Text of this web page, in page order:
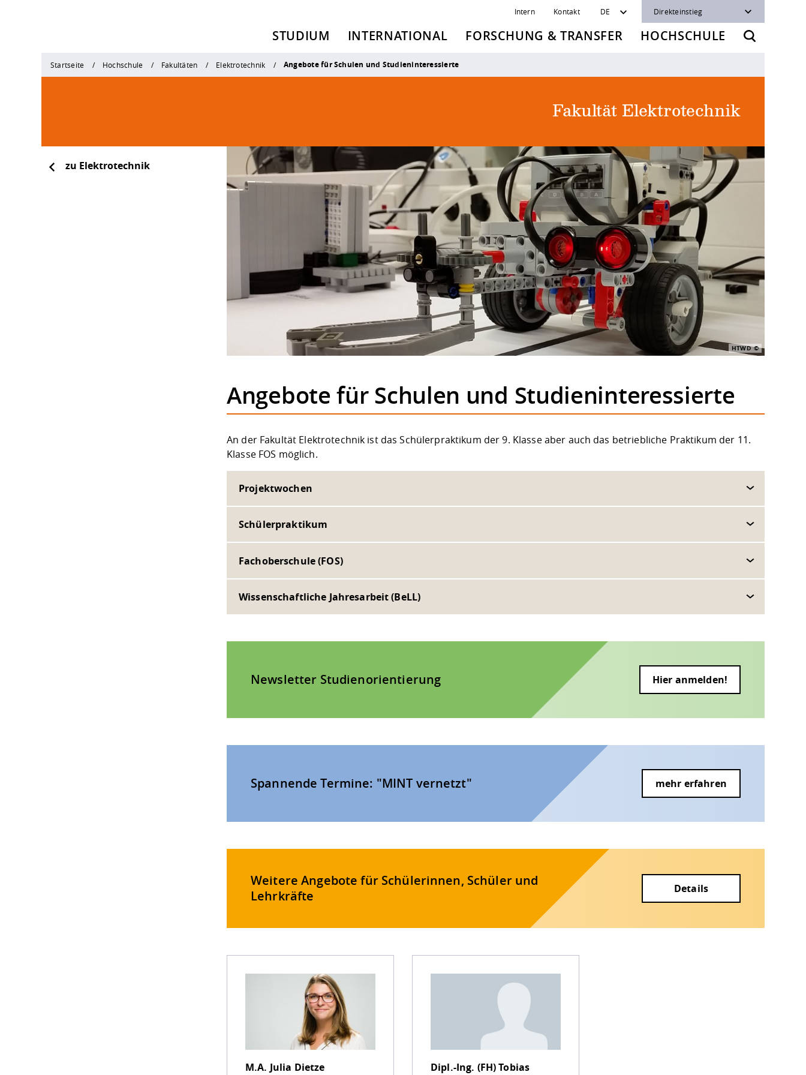
Intern Kontakt DE Direkteinstieg
STUDIUM INTERNATIONAL FORSCHUNG & TRANSFER HOCHSCHULE
Startseite Hochschule Fakultäten Elektrotechnik Angebote für Schulen und Studieninteressierte
Fakultät Elektrotechnik
zu Elektrotechnik
HTWD
Angebote für Schulen und Studieninteressierte
An der Fakultät Elektrotechnik ist das Schülerpraktikum der 9. Klasse aber auch das betriebliche Praktikum der 11.
Klasse FOS möglich.
Projektwochen
Schülerpraktikum
Fachoberschule (FOS)
Wissenschaftliche Jahresarbeit (BeLL)
Newsletter Studienorientierung Hier anmelden!
Spannende Termine: "MINT vernetzt" mehr erfahren
Weitere Angebote für Schülerinnen, Schüler und
Lehrkräfte
Details
M.A. Julia Dietze
Dipl.-Ing. (FH)Tobias